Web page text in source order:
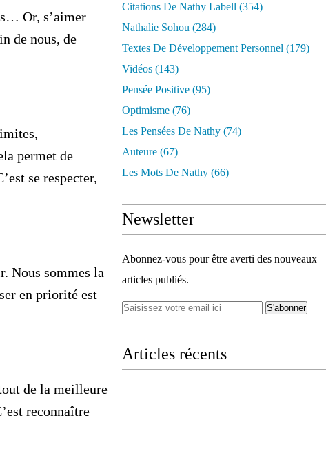
Or, s’aimer
de nous, de
permet de
se respecter,
Nous sommes la
en priorité est
de la meilleure
reconnaître
Citations De Nathy Labell (354)
Nathalie Sohou (284)
Textes De Développement Personnel (179)
Vidéos (143)
Pensée Positive (95)
Optimisme (76)
Les Pensées De Nathy (74)
Auteure (67)
Les Mots De Nathy (66)
Newsletter
Abonnez-vous pour être averti des nouveaux
articles publiés.
Articles récents